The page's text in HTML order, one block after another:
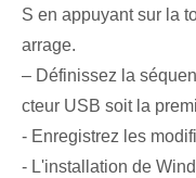
S en appuyant sur la
arrage.
– ⁢Définissez la
cteur USB⁤ soit la‌
-⁣ Enregistrez les
-⁣ L'installation de